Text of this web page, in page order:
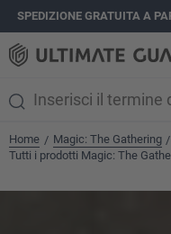
principale
SPEDIZIONE GRATUITA A
Home / Magic: The Gathering /
Tutti i prodotti Magic: The